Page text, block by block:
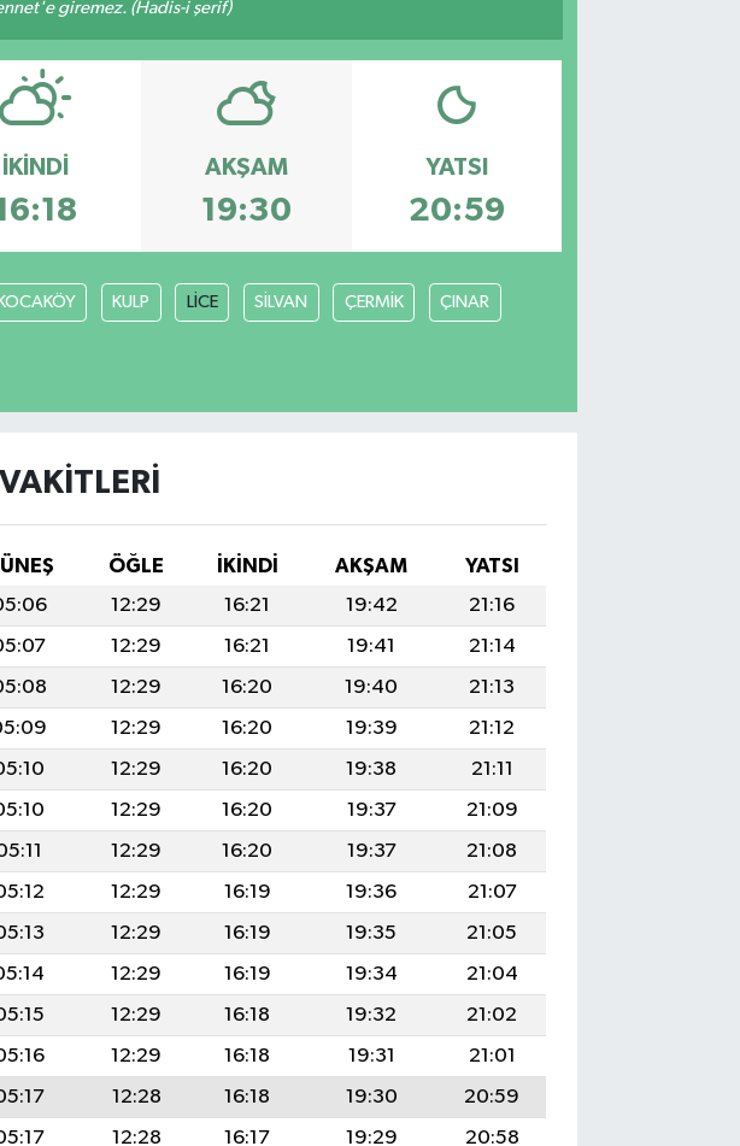
giremez. (Hadis-i şerif)
İKINDI AKŞAM
19:30
YATSI
20:59
KOCAKÖY KULP LİCE SİLVAN ÇERMİK ÇINAR
ÖĞLE İKINDI AKŞAM
YATSI
12:29 16:21 19:42
21:16
12:29 16:21 19:41
21:14
12:29 16:20 19:40
21:13
12:29 16:20 19:39
21:12
12:29 16:20 19:38
21:11
12:29 16:20 19:37
21:09
12:29 16:20 19:37
21:08
12:29 16:19 19:36
21:07
12:29 16:19 19:35
21:05
12:29 16:19 19:34
21:04
12:29 16:18 19:32
21:02
12:29 16:18 19:31
21:01
12:28 16:18 19:30
20:59
12:28 16:17 19:29
20:58